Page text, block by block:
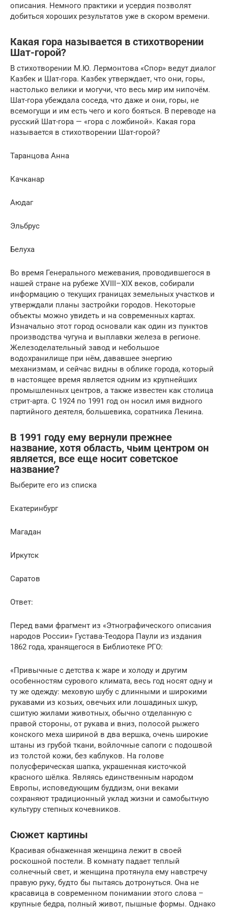
описания. Немного практики и усердия позволят
добиться хороших результатов уже в скором времени.
Какая гора называется в стихотворении
Шат-горой?
В стихотворении М.Ю. Лермонтова «Спор» ведут диалог
Казбек и Шат-гора. Казбек утверждает, что они, горы,
настолько велики и могучи, что весь мир им нипочём.
Шат-гора убеждала соседа, что даже и они, горы, не
всемогущи и им есть чего и кого бояться. В переводе на
русский Шат-гора — «гора с ложбиной». Какая гора
называется в стихотворении Шат-горой?
Таранцова Анна
Качканар
Аюдаг
Эльбрус
Белуха
Во время Генерального межевания, проводившегося в
нашей стране на рубеже XVIII–XIX веков, собирали
информацию о текущих границах земельных участков и
утверждали планы застройки городов. Некоторые
объекты можно увидеть и на современных картах.
Изначально этот город основали как один из пунктов
производства чугуна и выплавки железа в регионе.
Железоделательный завод и небольшое
водохранилище при нём, дававшее энергию
механизмам, и сейчас видны в облике города, который
в настоящее время является одним из крупнейших
промышленных центров, а также известен как столица
стрит-арта. С 1924 по 1991 год он носил имя видного
партийного деятеля, большевика, соратника Ленина.
В 1991 году ему вернули прежнее
название, хотя область, чьим центром он
является, все еще носит советское
название?
Выберите его из списка
Екатеринбург
Магадан
Иркутск
Саратов
Ответ:
Перед вами фрагмент из «Этнографического описания
народов России» Густава-Теодора Паули из издания
1862 года, хранящегося в Библиотеке РГО:
«Привычные с детства к жаре и холоду и другим
особенностям сурового климата, весь год носят одну и
ту же одежду: меховую шубу с длинными и широкими
рукавами из козьих, овечьих или лошадиных шкур,
сшитую жилами животных, обычно отделанную с
правой стороны, от рукава и вниз, полосой рыжего
конского меха шириной в два вершка, очень широкие
штаны из грубой ткани, войлочные сапоги с подошвой
из толстой кожи, без каблуков. На голове
полусферическая шапка, украшенная кисточкой
красного шёлка. Являясь единственным народом
Европы, исповедующим буддизм, они веками
сохраняют традиционный уклад жизни и самобытную
культуру степных кочевников.
Сюжет картины
Красивая обнаженная женщина лежит в своей
роскошной постели. В комнату падает теплый
солнечный свет, и женщина протянула ему навстречу
правую руку, будто бы пытаясь дотронуться. Она не
красавица в современном понимании этого слова –
крупные бедра, полный живот, пышные формы. Однако